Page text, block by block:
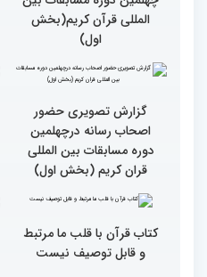
جزئیات چهارمین روز رقابت
بخش برادران مسابقات
بین‌المللی قرآن کریم
گزارش تصویری حضور
پررنگ کودکان و نوجوانان در
چهلمین دوره مسابقات بین
اول)